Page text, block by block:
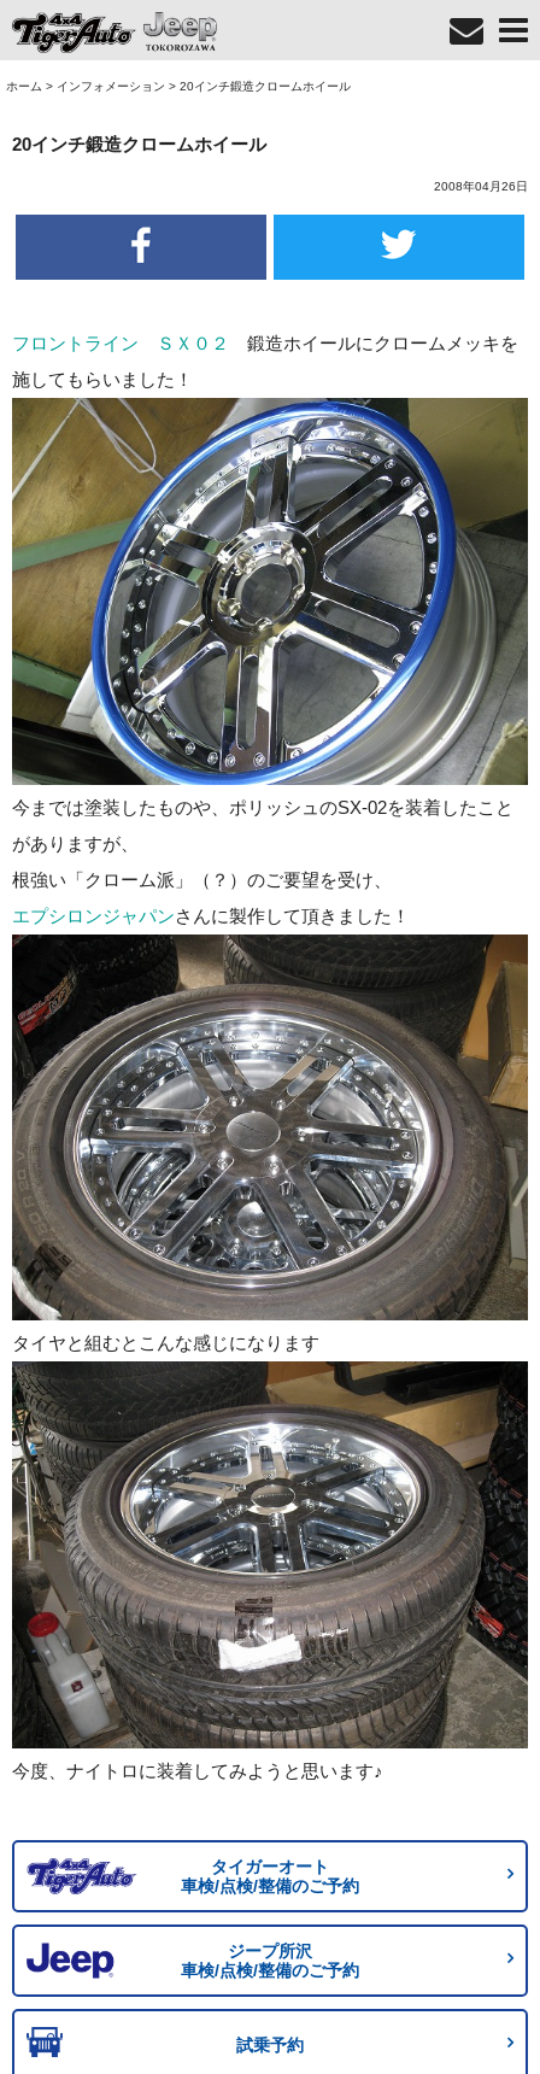
ホーム > インフォメーション > 20インチ鍛造クロームホイール
20インチ鍛造クロームホイール
2008年04月26日
フロントライン ＳＸ０２
鍛造ホイールにクロームメッキを
施してもらいました！
今までは塗装したものや、ポリッシュのSX-02を装着したこと
がありますが、
根強い「クローム派」（？）のご要望を受け、
エプシロンジャパンさんに製作して頂きました！
タイヤと組むとこんな感じになります
今度、ナイトロに装着してみようと思います♪
タイガーオート
車検/点検/整備のご予約
ジープ所沢
車検/点検/整備のご予約
試乗予約